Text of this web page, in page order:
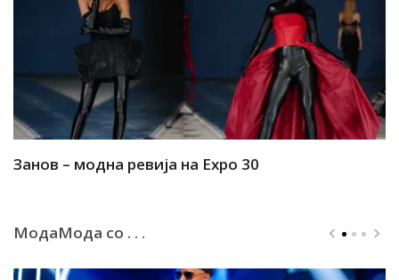
Занов – модна ревија на Expo 30
МодаМода со . . .